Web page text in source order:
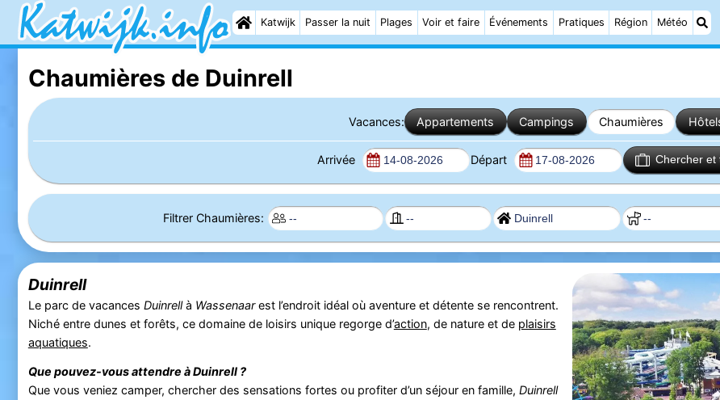
Katwijk Passer la nuit Plages Voir et faire Événements Pratiques Région Météo
Chaumières de Duinrell
Vacances: Appartements Campings Chaumières
Arrivée Départ Chercher et
Filtrer Chaumières:
Duinrell
Le parc de vacances Duinrellà Wassenaarest l’endroit idéal où aventure et détente se rencontrent.
Niché entre dunes et forêts, ce domaine de loisirs unique regorge d’action, de nature et de plaisirs
aquatiques.
Que pouvez-vous attendre àDuinrell?
Que vous veniez camper, chercher des sensations fortes ou profiter d’un séjour en famille, Duinrell